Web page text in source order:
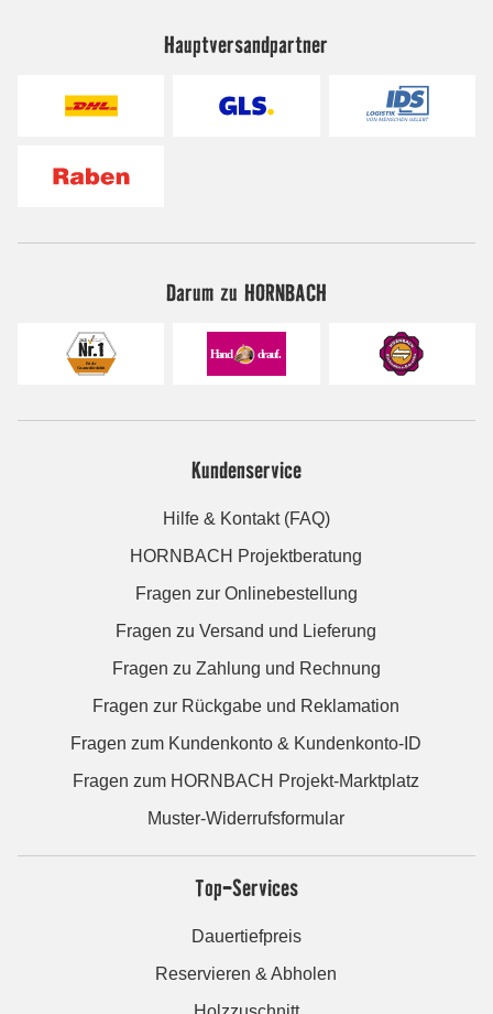
Hauptversandpartner
Darum zu HORNBACH
Kundenservice
Hilfe & Kontakt (FAQ)
HORNBACH Projektberatung
Fragen zur Onlinebestellung
Fragen zu Versand und Lieferung
Fragen zu Zahlung und Rechnung
Fragen zur Rückgabe und Reklamation
Fragen zum Kundenkonto & Kundenkonto-ID
Fragen zum HORNBACH Projekt-Marktplatz
Muster-Widerrufsformular
Top-Services
Dauertiefpreis
Reservieren & Abholen